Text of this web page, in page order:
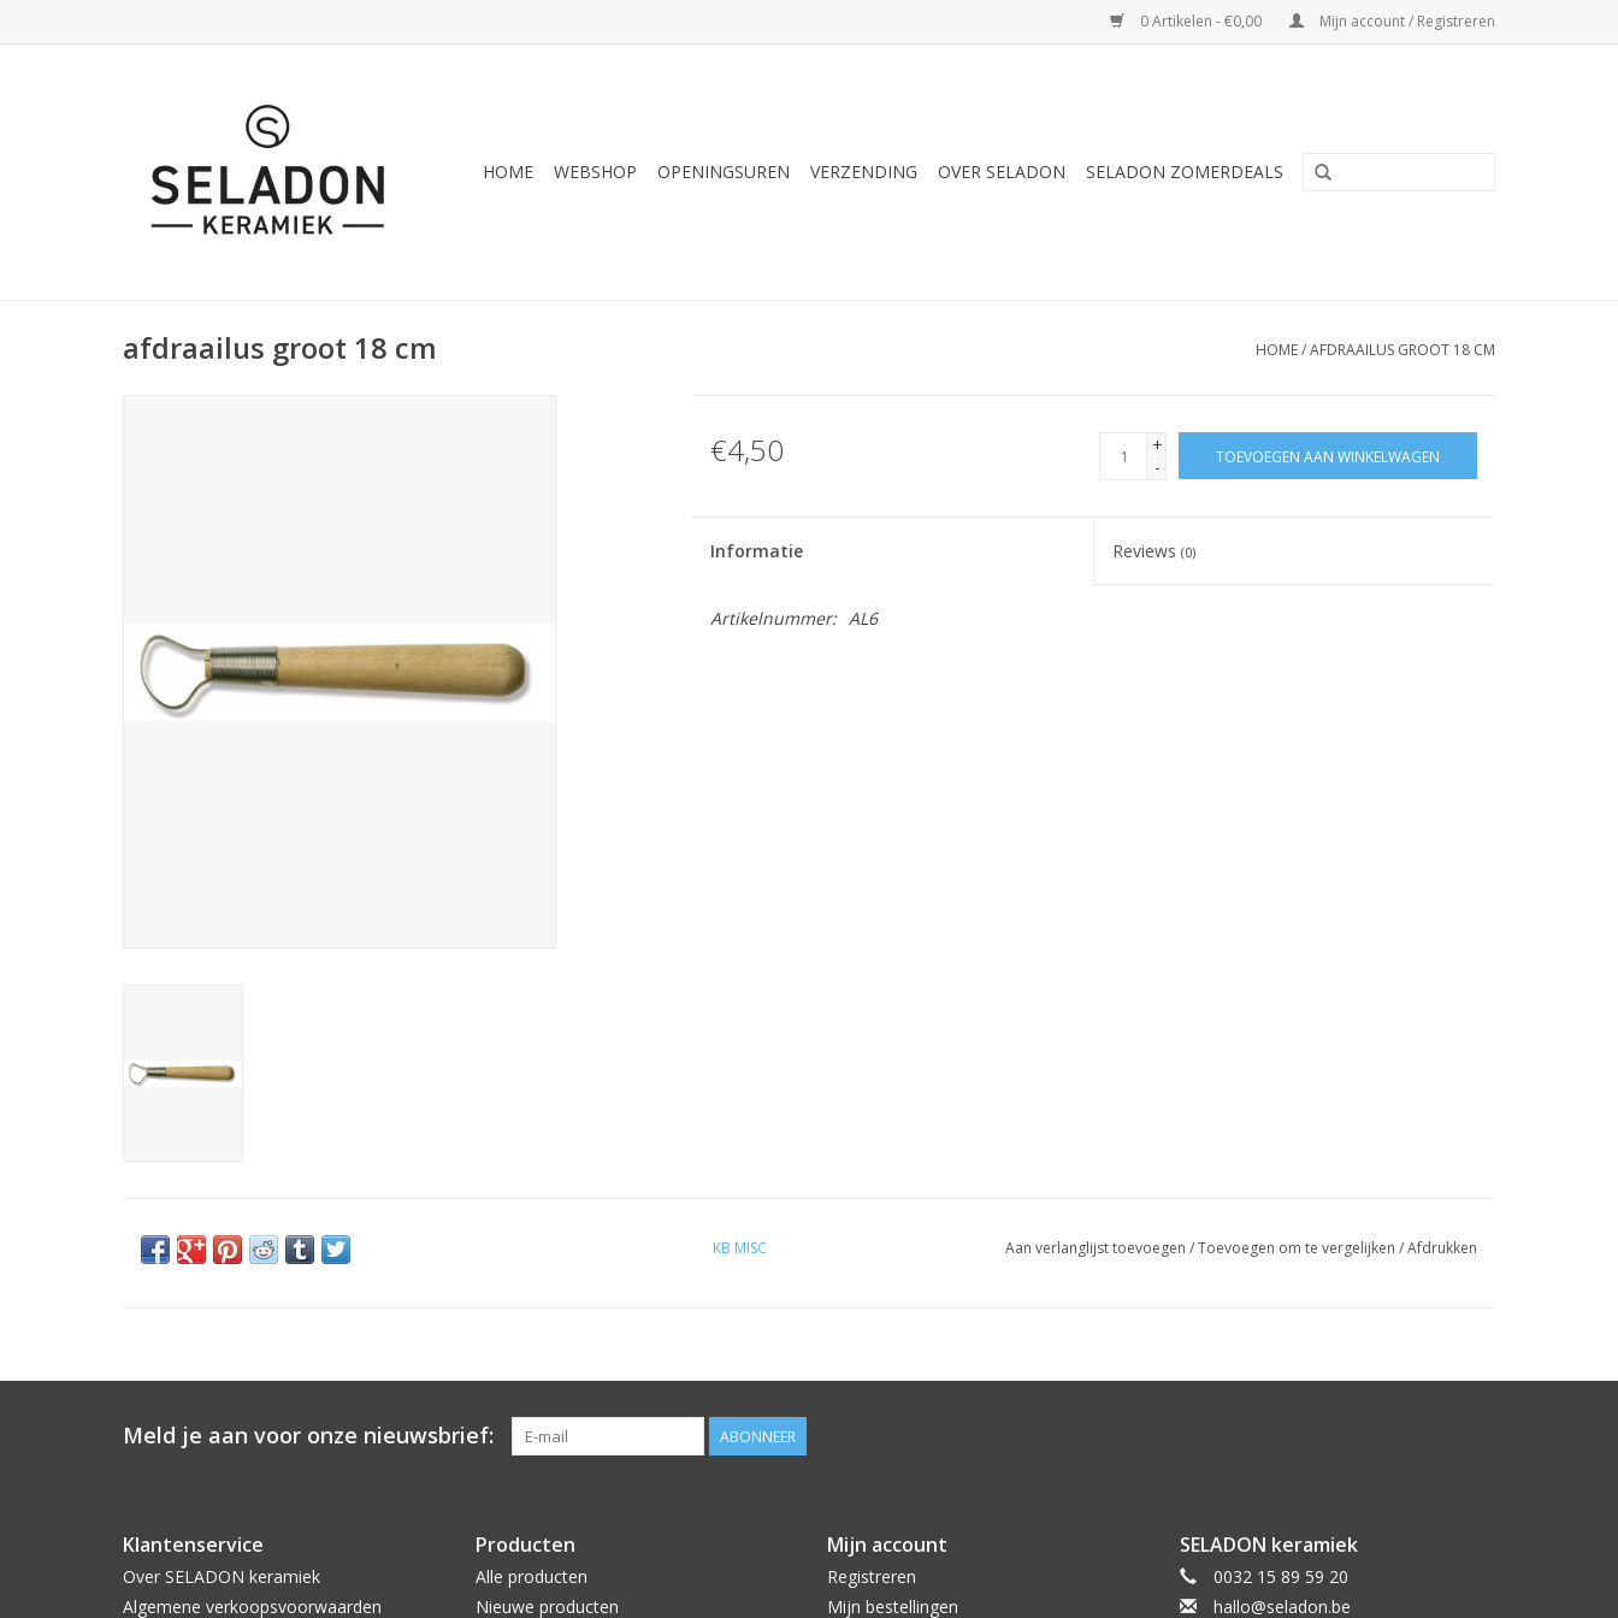
0 Artikelen - €0,00 Mijn account / Registreren
HOME WEBSHOP OPENINGSUREN VERZENDING OVER SELADON SELADON ZOMERDEALS
afdraailus groot 18 cm HOME/AFDRAAILUS GROOT 18 CM
€4,50
+
-
TOEVOEGEN AAN WINKELWAGEN
Informatie Reviews(0)
Artikelnummer: AL6
KB MISC Aan verlanglijst toevoegen /Toevoegen om te vergelijken /Afdrukken
Meld je aan voor onze nieuwsbrief: ABONNEER
Klantenservice
Over SELADON keramiek
Algemene verkoopsvoorwaarden
Producten
Alle producten
Nieuwe producten
Mijn account
Registreren
Mijn bestellingen
SELADON keramiek
0032 15 89 59 20
hallo@seladon.be